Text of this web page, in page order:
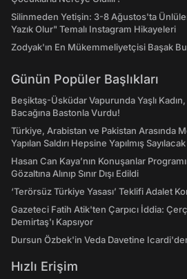
Silinmeden Yetişin: 3-8 Ağustos'ta
Yazık Olur" Temalı Instagram Hikayeleri
Zodyak'ın En Mükemmeliyetçisi Başak
Günün Popüler Başlıkları
Beşiktaş-Üsküdar Vapurunda Yaşlı Kadın,
Bacağına Bastonla Vurdu!
Türkiye, Arabistan ve Pakistan Arasında
Yapılan Saldırı Hepsine Yapılmış Sayılacak
Hasan Can Kaya’nın Konuşanlar
Gözaltına Alınıp Sınır Dışı Edildi
‘Terörsüz Türkiye Yasası’ Teklifi Adalet
Gazeteci Fatih Atik'ten Çarpıcı İddia:
Demirtaş'ı Kapsıyor
Dursun Özbek'in Veda Davetine
Hızlı Erişim